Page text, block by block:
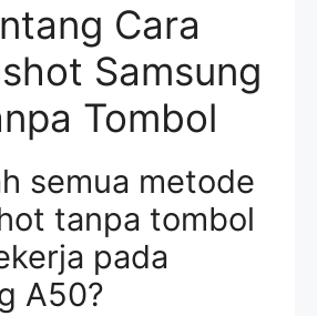
Cara
Samsung
Tombol
semua metode
tanpa tombol
pada
A50?